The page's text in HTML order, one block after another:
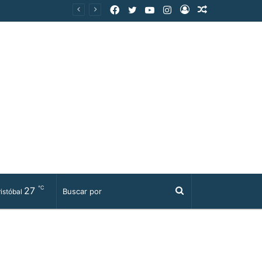
Publicación
Acceso
Instagram
YouTube
Twitter
Facebook
Buscar
27 ℃